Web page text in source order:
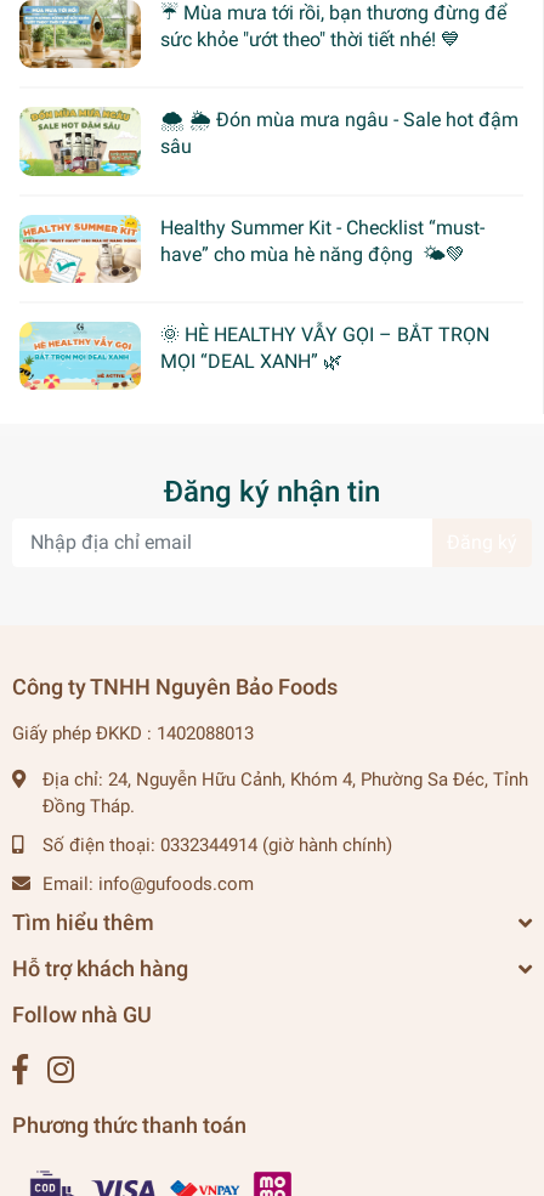
☔ Mùa mưa tới rồi, bạn thương đừng để
sức khỏe "ướt theo" thời tiết nhé! 💙
🌨 🌦 Đón mùa mưa ngâu - Sale hot đậm
sâu
Healthy Summer Kit - Checklist “must-
have” cho mùa hè năng động 🌤️💚
🌞 HÈ HEALTHY VẪY GỌI – BẮT TRỌN
MỌI “DEAL XANH” 🌿
Đăng ký nhận tin
Công ty TNHH Nguyên Bảo Foods
Giấy phép ĐKKD : 1402088013
Địa chỉ: 24, Nguyễn Hữu Cảnh, Khóm 4, Phường Sa Đéc, Tỉnh
Đồng Tháp.
Số điện thoại: 0332344914 (giờ hành chính)
Email: info@gufoods.com
Tìm hiểu thêm
Hỗ trợ khách hàng
Follow nhà GU
Phương thức thanh toán